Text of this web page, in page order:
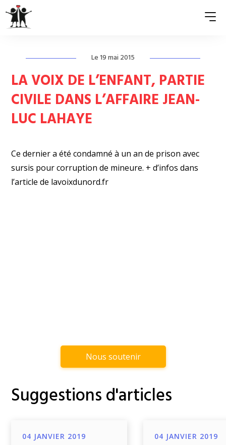
QUI SOMMES-NOUS ?
ASSOCIATIONS MEMBRES
NOS ACTIONS
ACTUALITÉS
PRESSE
Le 19 mai 2015
LA VOIX DE L’ENFANT, PARTIE
CIVILE DANS L’AFFAIRE JEAN-
LUC LAHAYE
Ce dernier a été condamné à un an de prison avec
sursis pour corruption de mineure. + d’infos dans
l’article de lavoixdunord.fr
Nous soutenir
Suggestions d'articles
04 JANVIER 2019 04 JANVIER 2019